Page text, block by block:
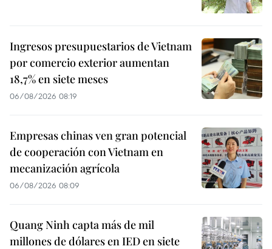
Ingresos presupuestarios de Vietnam
por comercio exterior aumentan
18,7% en siete meses
06/08/2026 08:19
Empresas chinas ven gran potencial
de cooperación con Vietnam en
mecanización agrícola
06/08/2026 08:09
Quang Ninh capta más de mil
millones de dólares en IED en siete